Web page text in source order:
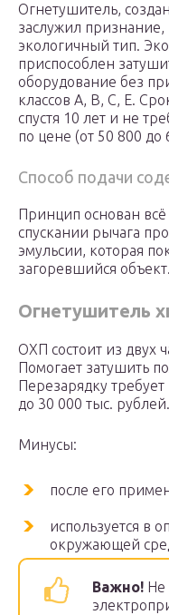
Огнетушитель,
заслужил
экологичный тип.
приспособлен
оборудование без
классов А, В, С, Е.
спустя 10 лет и не
по цене (от 50 800 до
Способ подачи
Принцип основан всё
спускании рычага
эмульсии, которая
загоревшийся объект.
Огнетушитель
ОХП состоит из двух
Помогает затушить
Перезарядку требует
до 30 000 тыс.
Минусы:
после его
используется в
окружающей
Важно! Не